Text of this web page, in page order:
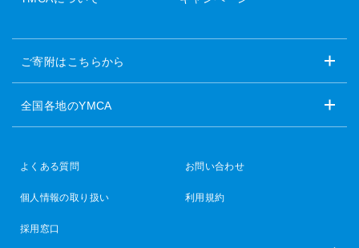
ご寄附はこちらから
全国各地のYMCA
よくある質問 お問い合わせ
個人情報の取り扱い 利用規約
採用窓口